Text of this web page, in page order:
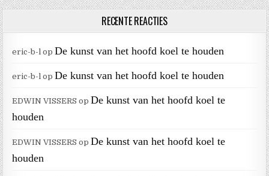
RECENTE REACTIES
eric-b-l opDe kunst van het hoofd koel te houden
eric-b-l opDe kunst van het hoofd koel te houden
EDWIN VISSERS opDe kunst van het hoofd koel te
houden
EDWIN VISSERS opDe kunst van het hoofd koel te
houden